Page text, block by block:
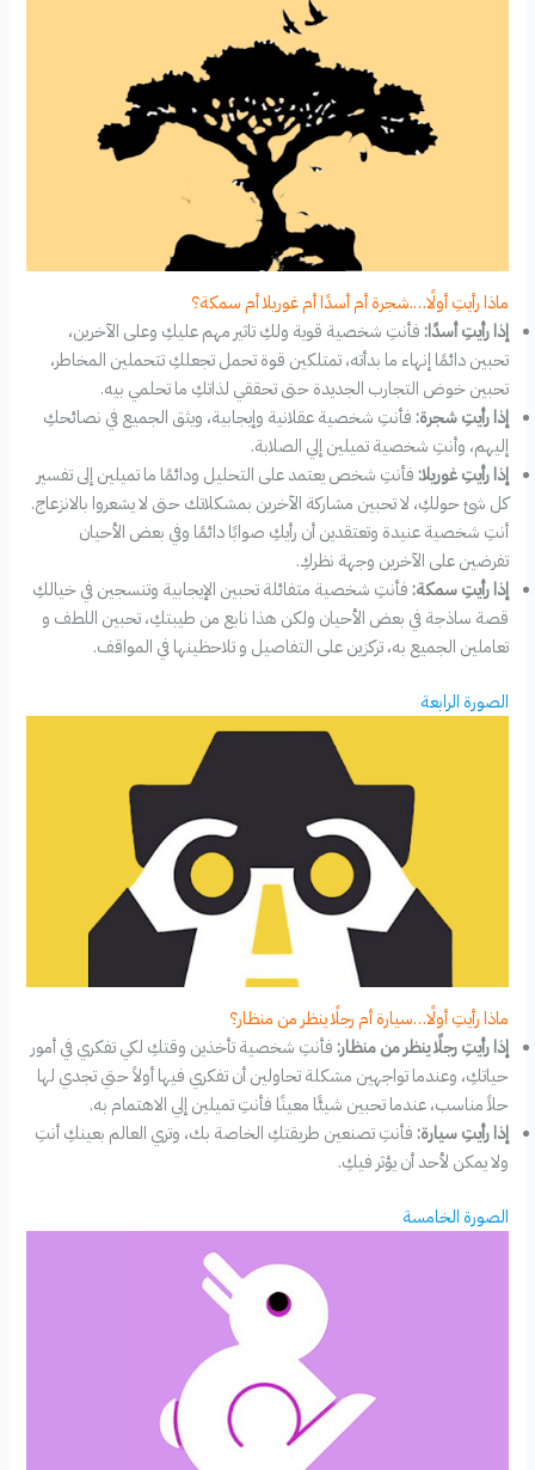
ماذا رأيتِ أولًا….شجرة أم أسدًا أم غوريلا أم سمكة؟
إذا رأيتِ أسدًا: فأنتِ شخصية قوية ولكِ تاثير مهم عليكِ وعلى الآخرين،
تحبين دائمًا إنهاء ما بدأته، تمتلكين قوة تحمل تجعلكِ تتحملين المخاطر،
تحبين خوض التجارب الجديدة حتى تحققي لذاتكِ ما تحلمي بيه.
إذا رأيتِ شجرة: فأنتِ شخصية عقلانية وإيجابية، ويثق الجميع في نصائحكِ
إليهم، وأنتِ شخصية تميلين إلي الصلابة.
إذا رأيتِ غوريلا: فأنتِ شخص يعتمد على التحليل ودائمًا ما تميلين إلى تفسير
كل شئ حولكِ، لا تحبين مشاركة الآخرين بمشكلاتك حتى لا يشعروا بالانزعاج.
أنتِ شخصية عنيدة وتعتقدين أن رأيكِ صوابًا دائمًا وفي بعض الأحيان
تفرضين على الآخرين وجهة نظركِ.
إذا رأيتِ سمكة: فأنتِ شخصية متفائلة تحبين الإيجابية وتنسجين في خيالكِ
قصة ساذجة في بعض الأحيان ولكن هذا نابع من طيبتكِ، تحبين اللطف و
تعاملين الجميع به، تركزين على التفاصيل و تلاحظينها في المواقف.
الصورة الرابعة
ماذا رأيتِ أولًا…سيارة أم رجلًا ينظر من منظار؟
إذا رأيتِ رجلًا ينظر من منظار: فأنتِ شخصية تأخذين وقتكِ لكي تفكري في أمور
حياتكِ، وعندما تواجهين مشكلة تحاولين أن تفكري فيها أولاً حتي تجدي لها
حلاً مناسب، عندما تحبين شيئًا معينًا فأنتِ تميلين إلي الاهتمام به.
إذا رأيتِ سيارة: فأنتِ تصنعين طريقتكِ الخاصة بك، وتري العالم بعينكِ أنتِ
ولا يمكن لأحد أن يؤثر فيكِ.
الصورة الخامسة